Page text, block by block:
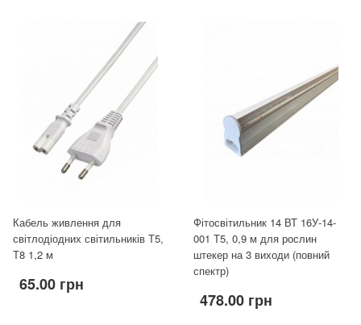
Кабель живлення для
світлодіодних світильників Т5,
Т8 1,2 м
65.00 грн
Фітосвітильник 14 ВТ 16У-14-
001 Т5, 0,9 м для рослин
штекер на 3 виходи (повний
спектр)
478.00 грн